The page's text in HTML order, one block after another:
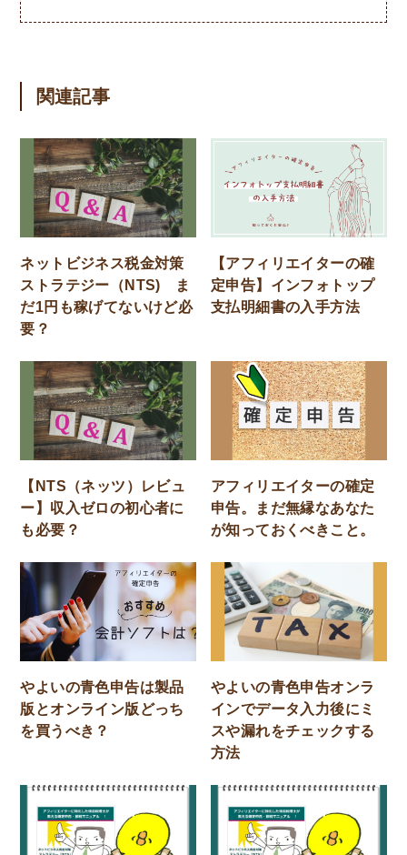
関連記事
ネットビジネス税金対策
ストラテジー（NTS) ま
だ1円も稼げてないけど必
要？
【アフィリエイターの確
定申告】インフォトップ
支払明細書の入手方法
【NTS（ネッツ）レビュ
ー】収入ゼロの初心者に
も必要？
アフィリエイターの確定
申告。まだ無縁なあなた
が知っておくべきこと。
やよいの青色申告は製品
版とオンライン版どっち
を買うべき？
やよいの青色申告オンラ
インでデータ入力後にミ
スや漏れをチェックする
方法